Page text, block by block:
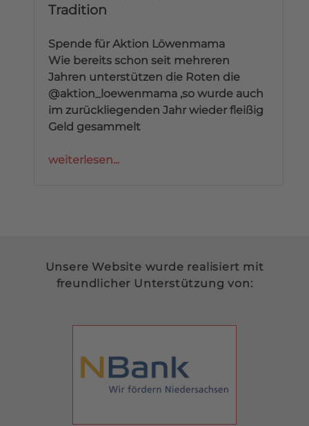
Tradition
Spende für Aktion Löwenmama
Wie bereits schon seit mehreren
Jahren unterstützen die Roten die
@aktion_loewenmama ,so wurde auch
im zurückliegenden Jahr wieder fleißig
Geld gesammelt
weiterlesen...
Unsere Website wurde realisiert mit
freundlicher Unterstützung von: